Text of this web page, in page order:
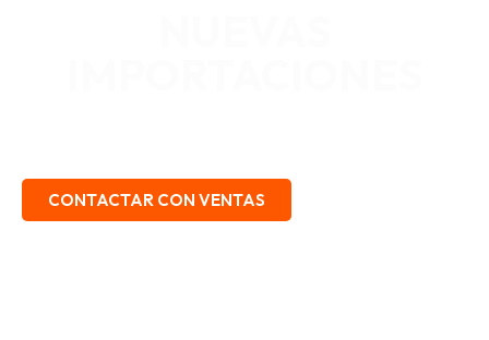
CONTACTAR CON VENTAS